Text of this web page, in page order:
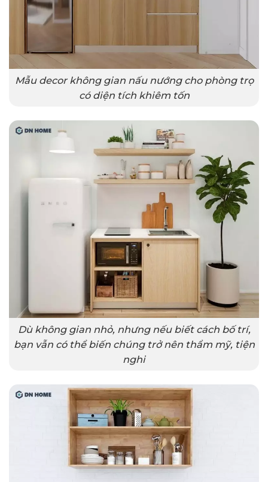
Mẫu decor không gian nấu nướng cho phòng trọ
có diện tích khiêm tốn
Dù không gian nhỏ, nhưng nếu biết cách bố trí,
bạn vẫn có thể biến chúng trở nên thẩm mỹ, tiện
nghi